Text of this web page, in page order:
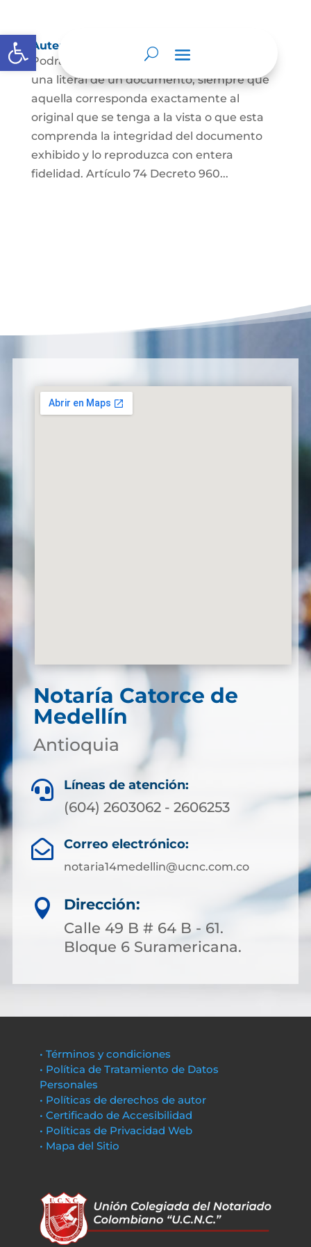
Abrir barra de herramientas
Autenticación de Copias
Podrá autenticarse una copia mecánica o
una literal de un documento, siempre que
aquella corresponda exactamente al
original que se tenga a la vista o que esta
comprenda la integridad del documento
exhibido y lo reproduzca con entera
fidelidad. Artículo 74 Decreto 960...
Notaría Catorce de
Medellín
Antioquia
 Líneas de atención:
(604) 2603062 - 2606253
 Correo electrónico:
notaria14medellin@ucnc.com.co

Dirección:
Calle 49 B # 64 B - 61.
Bloque 6 Suramericana.
• Términos y condiciones
• Política de Tratamiento de Datos
Personales
• Políticas de derechos de autor
• Certificado de Accesibilidad
• Políticas de Privacidad Web
• Mapa del Sitio